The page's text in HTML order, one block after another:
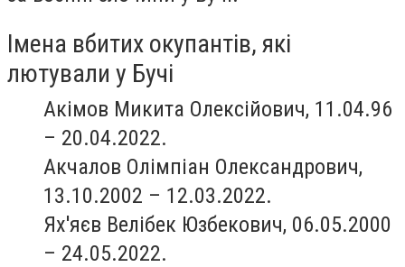
Імена вбитих окупантів, які
лютували у Бучі
Акімов Микита Олексійович, 11.04.96
– 20.04.2022.
Акчалов Олімпіан Олександрович,
13.10.2002 – 12.03.2022.
Ях'яєв Велібек Юзбекович, 06.05.2000
– 24.05.2022.